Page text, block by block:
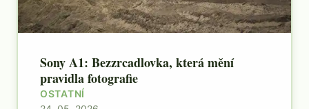
Sony A1: Bezzrcadlovka, která mění
pravidla fotografie
OSTATNÍ